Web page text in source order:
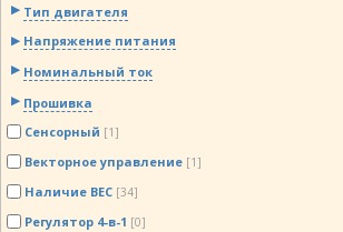
Тип двигателя
Напряжение питания
Номинальный ток
Прошивка
Сенсорный [1]
Векторное управление [1]
Наличие BEC [34]
Регулятор 4-в-1 [0]